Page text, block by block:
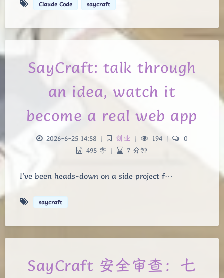
Claude Code saycraft
SayCraft: talk through
an idea, watch it
become a real web app
2026-6-25 14:58 | 创业 | 194 |
0
495 字 | 7 分钟
I've been heads-down on a side project f…
saycraft
SayCraft 安全审查：七